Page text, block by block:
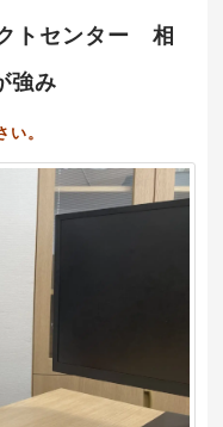
トセンター 相
強み
。